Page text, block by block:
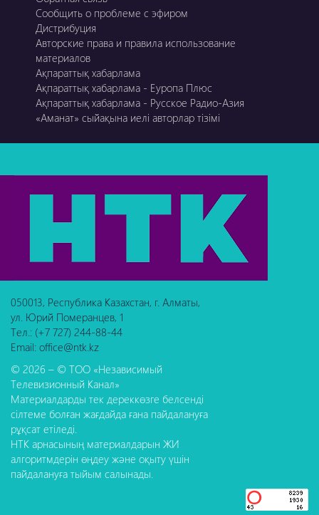
Сообщить о проблеме с эфиром
Дистрибуция
Авторские права и правила использование
материалов
Ақпараттық хабарлама
Ақпараттық хабарлама - Еуропа Плюс
Ақпараттық хабарлама - Русское Радио-Азия
«Аманат» сыйақына иелі авторлар тізімі
050013, Республика Казахстан, г. Алматы,
ул. Юрий Померанцев, 1
Тел.: (+7 727) 244-88-44
Email: office@ntk.kz
© 2026 – © ТОО «Независимый
Телевизионный Канал»
Материалдарды тек дереккөзге белсенді
сілтеме болған жағдайда ғана пайдалануға
рұқсат етіледі.
НТК арнасының материалдарын ЖИ
алгоритмдерін өңдеу және оқыту үшін
пайдалануға тыйым салынады.